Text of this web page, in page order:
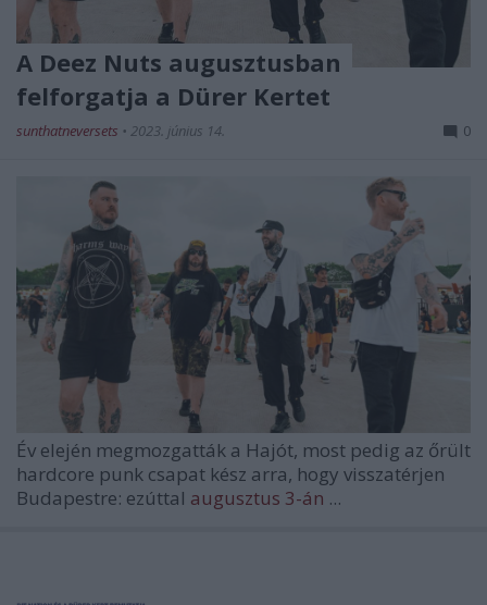
A Deez Nuts augusztusban
felforgatja a Dürer Kertet
sunthatneversets • 2023. június 14. 0
Év elején megmozgatták a Hajót, most pedig az őrült
hardcore punk csapat kész arra, hogy visszatérjen
Budapestre: ezúttal augusztus 3-án ...